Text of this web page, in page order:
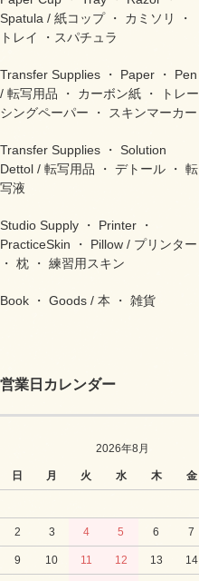
Spatula / 紙コップ ・ カミソリ ・
トレイ ・スパチュラ
Transfer Supplies ・ Paper ・ Pen
/ 転写用品 ・ カーボン紙 ・ トレー
シングペーパー ・ スキンマーカー
Transfer Supplies ・ Solution
Dettol / 転写用品 ・ デトール ・ 転
写液
Studio Supply ・ Printer ・
PracticeSkin ・ Pillow / プリンター
・ 枕 ・ 練習用スキン
Book ・ Goods / 本 ・ 雑貨
営業日カレンダー
2026年8月
日 月 火 水 木 金
2 3 4 5 6 7
9 10 11 12 13 14